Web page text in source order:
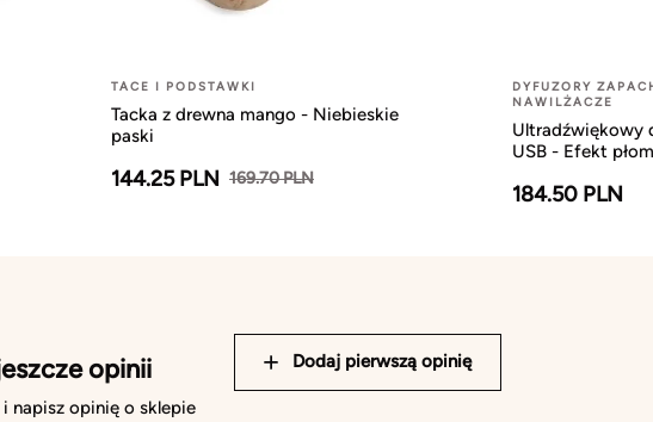
TACE I PODSTAWKI
Tacka z drewna mango - Niebieskie
paski
144.25 PLN 169.70 PLN
DYFUZORY
NAWILŻACZE
Ultradźwiękowy
USB - Efekt
184.50 PLN
opinii
napisz opinię o sklepie
Dodaj pierwszą opinię